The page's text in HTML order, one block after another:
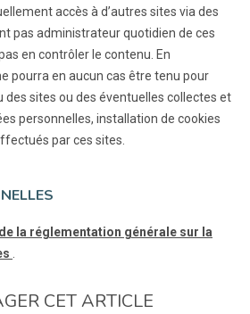
accès à d’autres sites via des
pas administrateur quotidien de ces
en contrôler le contenu. En
pourra en aucun cas être tenu pour
des sites ou des éventuelles collectes et
personnelles, installation de cookies
par ces sites.
la réglementation générale sur la
CET ARTICLE